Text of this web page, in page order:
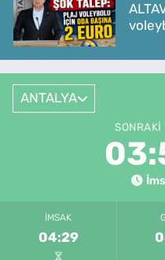
ANTALYA
SONRAKI
İMSAK
04:29